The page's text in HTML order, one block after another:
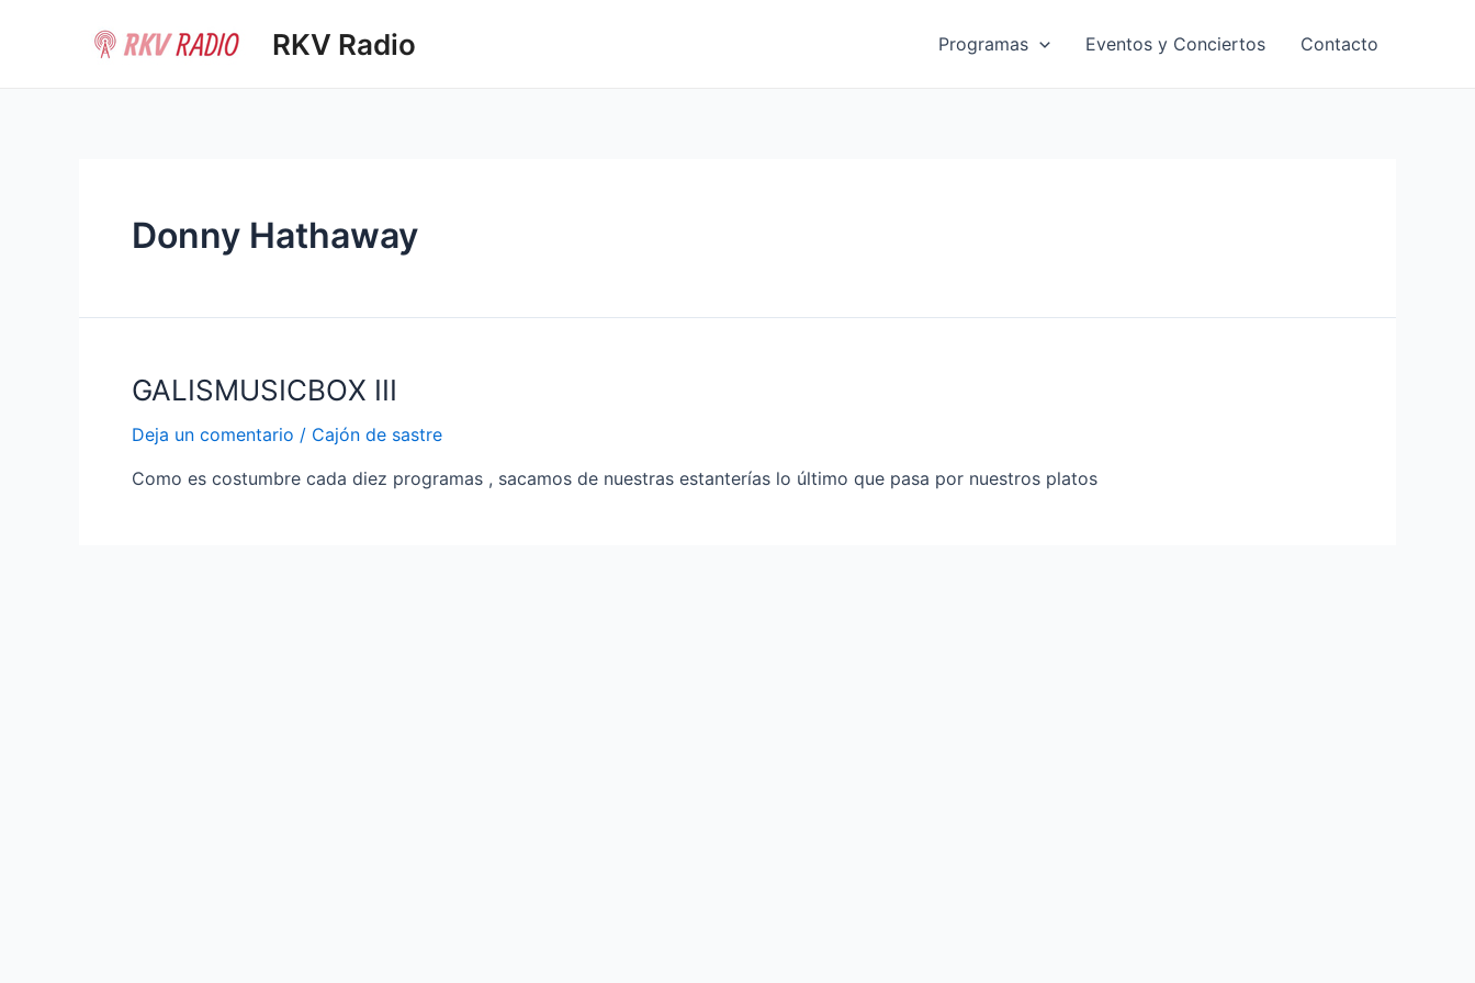
RKV Radio Programas Eventos y Conciertos Contacto
Donny Hathaway
GALISMUSICBOX III
Deja un comentario / Cajón de sastre
Como es costumbre cada diez programas , sacamos de nuestras estanterías lo último que pasa por nuestros platos